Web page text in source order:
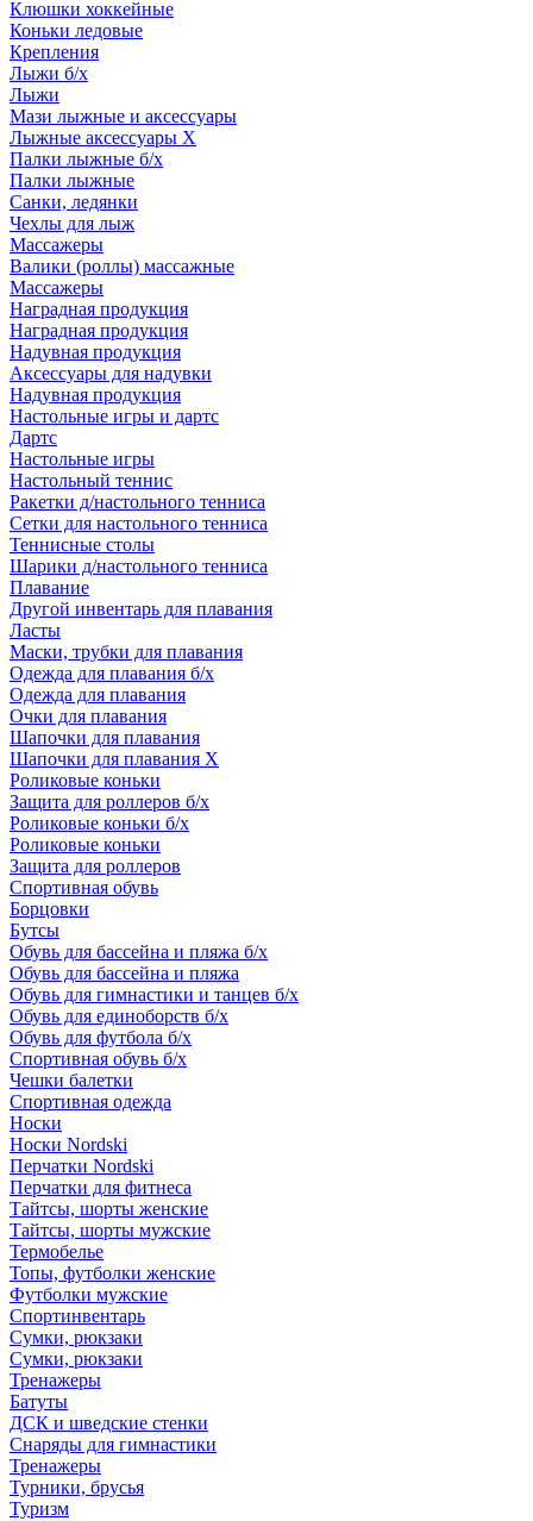
Клюшки хоккейные
Коньки ледовые
Крепления
Лыжи б/х
Лыжи
Мази лыжные и аксессуары
Лыжные аксессуары Х
Палки лыжные б/х
Палки лыжные
Санки, ледянки
Чехлы для лыж
Массажеры
Валики (роллы) массажные
Массажеры
Наградная продукция
Наградная продукция
Надувная продукция
Аксессуары для надувки
Надувная продукция
Настольные игры и дартс
Дартс
Настольные игры
Настольный теннис
Ракетки д/настольного тенниса
Сетки для настольного тенниса
Теннисные столы
Шарики д/настольного тенниса
Плавание
Другой инвентарь для плавания
Ласты
Маски, трубки для плавания
Одежда для плавания б/х
Одежда для плавания
Очки для плавания
Шапочки для плавания
Шапочки для плавания Х
Роликовые коньки
Защита для роллеров б/х
Роликовые коньки б/х
Роликовые коньки
Защита для роллеров
Спортивная обувь
Борцовки
Бутсы
Обувь для бассейна и пляжа б/х
Обувь для бассейна и пляжа
Обувь для гимнастики и танцев б/х
Обувь для единоборств б/х
Обувь для футбола б/х
Спортивная обувь б/х
Чешки балетки
Спортивная одежда
Носки
Носки Nordski
Перчатки Nordski
Перчатки для фитнеса
Тайтсы, шорты женские
Тайтсы, шорты мужские
Термобелье
Топы, футболки женские
Футболки мужские
Спортинвентарь
Сумки, рюкзаки
Сумки, рюкзаки
Тренажеры
Батуты
ДСК и шведские стенки
Снаряды для гимнастики
Тренажеры
Турники, брусья
Туризм